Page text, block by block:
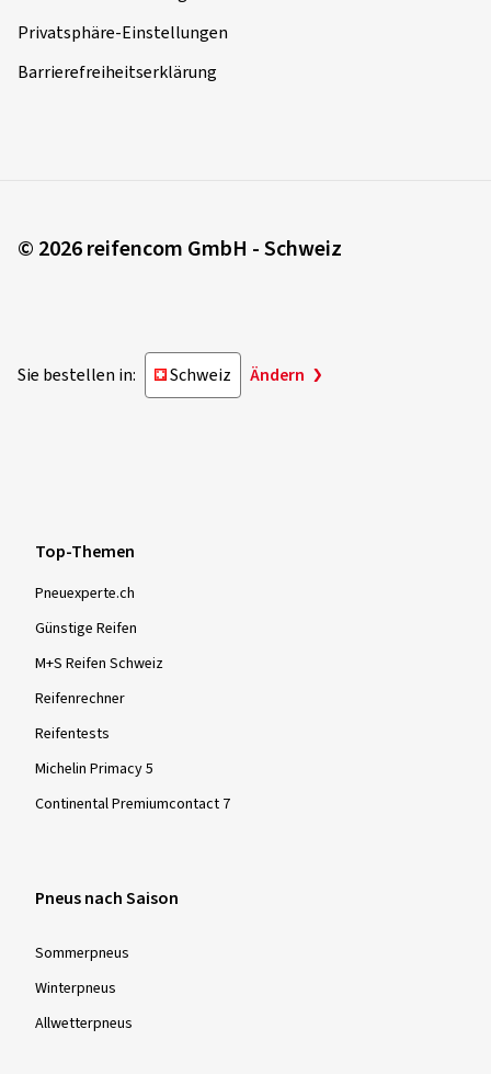
Privatsphäre-Einstellungen
Barrierefreiheitserklärung
© 2026 reifencom GmbH - Schweiz
Sie bestellen in: Schweiz Ändern
Top-Themen
Pneuexperte.ch
Günstige Reifen
M+S Reifen Schweiz
Reifenrechner
Reifentests
Michelin Primacy 5
Continental Premiumcontact 7
Pneus nach Saison
Sommer­pneus
Winter­pneus
Allwetter­pneus